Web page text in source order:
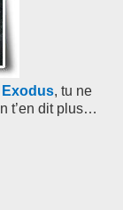
Exodus, tu ne
t’en dit plus…